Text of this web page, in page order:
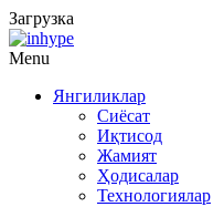
Загрузка
Menu
Янгиликлар
Сиёсат
Иқтисод
Жамият
Ҳодисалар
Технологиялар